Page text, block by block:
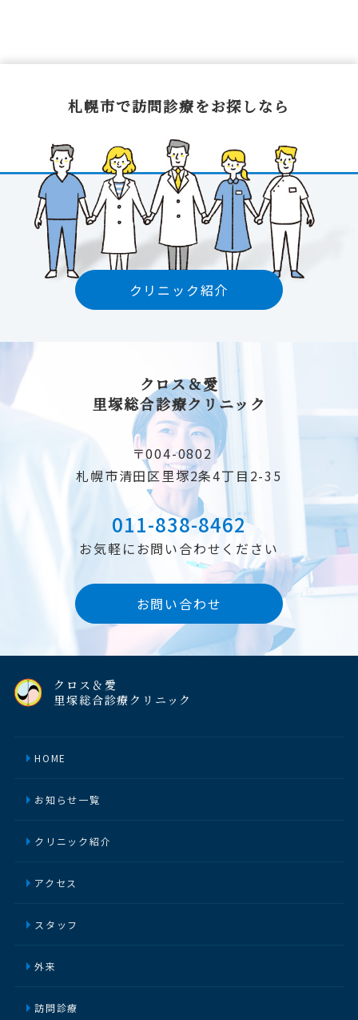
札幌市で訪問診療をお探しなら
クリニック紹介
クロス＆愛
里塚総合診療クリニック
〒004-0802
札幌市清田区里塚2条4丁目2-35
011-838-8462
お気軽にお問い合わせください
お問い合わせ
クロス＆愛
里塚総合診療クリニック
HOME
お知らせ一覧
クリニック紹介
アクセス
スタッフ
外来
訪問診療